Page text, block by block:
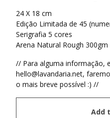
24 X 18 cm
Edição Limitada de 45
Serigrafia 5 cores
Arena Natural Rough 300gm
// Para alguma informação,
hello@lavandaria.net,
o mais breve possível :) //
Add